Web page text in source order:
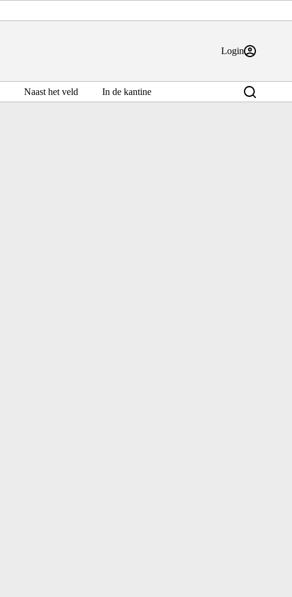
Login
Naast het veld In de kantine